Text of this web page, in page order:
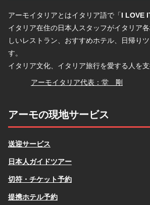
アーモイタリアとはイタリア語で「I LOVE
イタリア在住の日本人スタッフがイタリア
しいレストラン、おすすめホテル、日帰り
す。
イタリア文化、イタリア旅行を愛する人を支
堂
アーモイタリア代表：堂 剛
アーモの現地サービス
送迎サービス
日本人ガイドツアー
切符・チケット予約
提携ホテル予約